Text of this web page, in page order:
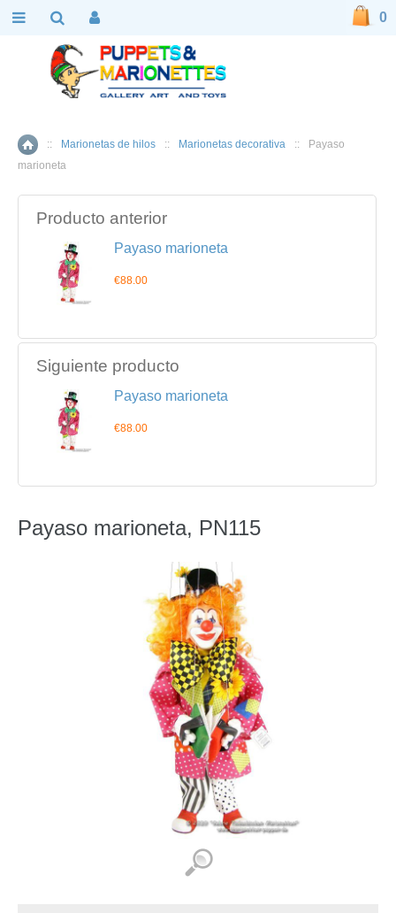
Inicio
:: Marionetas de hilos :: Marionetas decorativa ::
Payaso
marioneta
Producto anterior
Payaso marioneta
€88.00
Siguiente producto
Payaso marioneta
€88.00
Payaso marioneta, PN115
0